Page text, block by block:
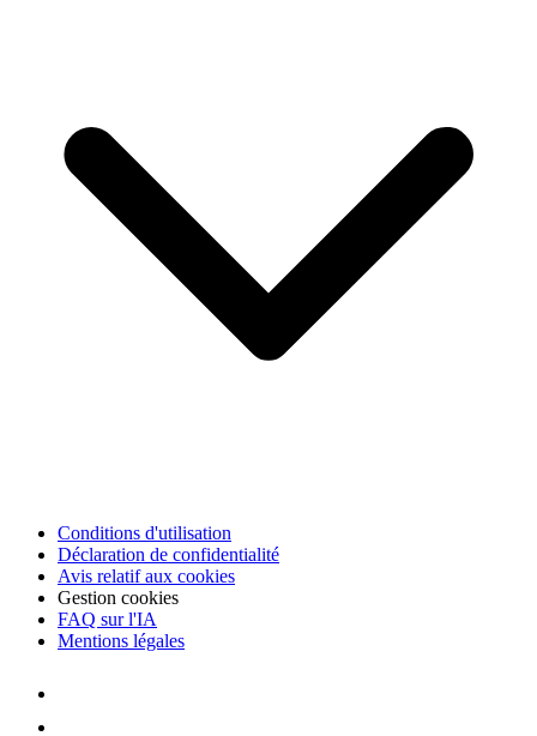
Conditions d'utilisation
Déclaration de confidentialité
Avis relatif aux cookies
Gestion cookies
FAQ sur l'IA
Mentions légales